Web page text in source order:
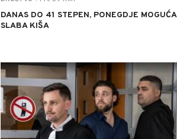
DANAS DO 41 STEPEN, PONEGDJE MOGUĆA
SLABA KIŠA